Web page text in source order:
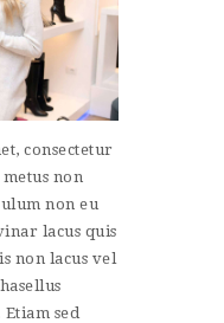
consectetur
non
non eu
lacus quis
non lacus vel
sed